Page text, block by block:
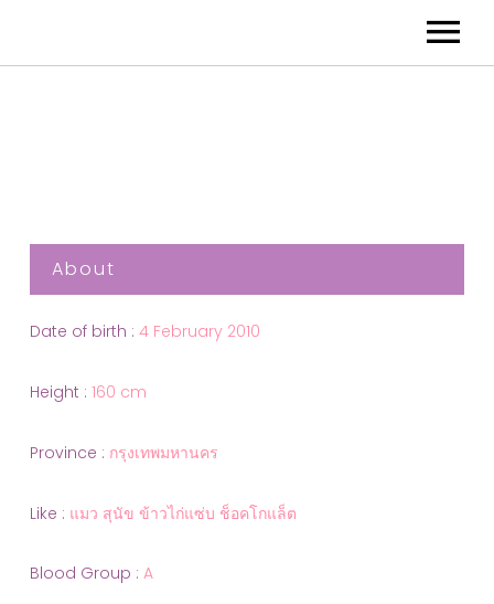
About
Date of birth : 4 February 2010
Height : 160 cm
Province : กรุงเทพมหานคร
Like : แมว สุนัข ข้าวไก่แซ่บ ช็อคโกแล็ต
Blood Group : A